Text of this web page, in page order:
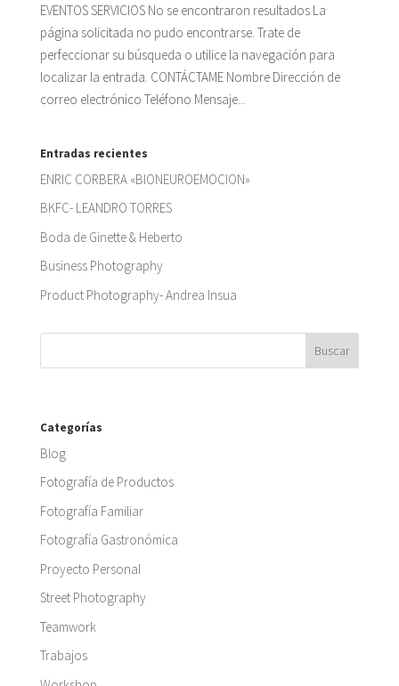
EVENTOS SERVICIOS No se encontraron resultados La
página solicitada no pudo encontrarse. Trate de
perfeccionar su búsqueda o utilice la navegación para
localizar la entrada. CONTÁCTAME Nombre Dirección de
correo electrónico Teléfono Mensaje...
Entradas recientes
ENRIC CORBERA «BIONEUROEMOCION»
BKFC- LEANDRO TORRES
Boda de Ginette & Heberto
Business Photography
Product Photography- Andrea Insua
Categorías
Blog
Fotografía de Productos
Fotografía Familiar
Fotografía Gastronómica
Proyecto Personal
Street Photography
Teamwork
Trabajos